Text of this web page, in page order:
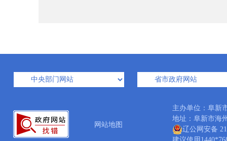
网站地图
主办单位：阜
地址：阜新市
辽公网安备